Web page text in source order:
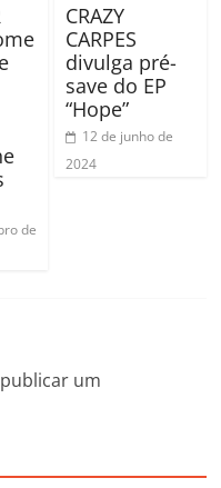
de
CRAZY
CARPES
divulga pré-
save do EP
“Hope”
12 de junho de
2024
um